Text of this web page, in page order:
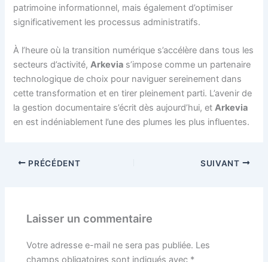
patrimoine informationnel, mais également d’optimiser
significativement les processus administratifs.
À l’heure où la transition numérique s’accélère dans tous les
secteurs d’activité,Arkevia s’impose comme un partenaire
technologique de choix pour naviguer sereinement dans
cette transformation et en tirer pleinement parti. L’avenir de
la gestion documentaire s’écrit dès aujourd’hui, etArkevia
en est indéniablement l’une des plumes les plus influentes.
PRÉCÉDENT SUIVANT
Laisser un commentaire
Votre adresse e-mail ne sera pas publiée. Les
champs obligatoires sont indiqués avec *